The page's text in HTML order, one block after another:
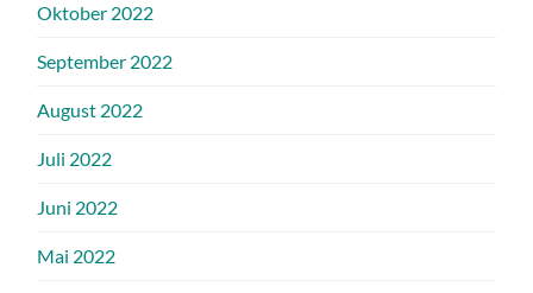
Oktober 2022
September 2022
August 2022
Juli 2022
Juni 2022
Mai 2022